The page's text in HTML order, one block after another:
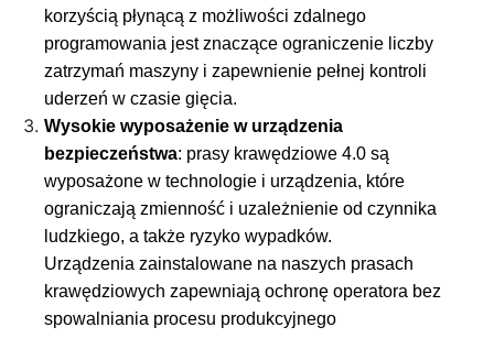
korzyścią płynącą z możliwości zdalnego
programowania jest znaczące ograniczenie liczby
zatrzymań maszyny i zapewnienie pełnej kontroli
uderzeń w czasie gięcia.
Wysokie wyposażenie w urządzenia
bezpieczeństwa: prasy krawędziowe 4.0 są
wyposażone w technologie i urządzenia, które
ograniczają zmienność i uzależnienie od czynnika
ludzkiego, a także ryzyko wypadków.
Urządzenia zainstalowane na naszych prasach
krawędziowych zapewniają ochronę operatora bez
spowalniania procesu produkcyjnego